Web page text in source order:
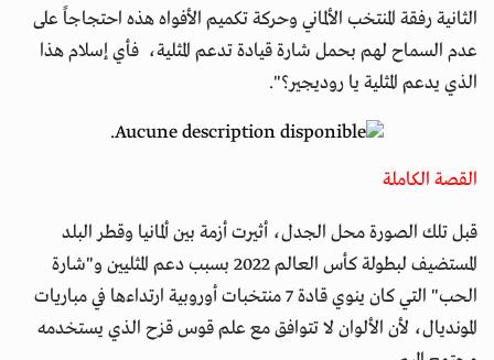
الثانية رفقة المنتخب الألماني وحركة تكميم الأفواه هذه احتجاجاً على
عدم السماح لهم بحمل شارة قيادة تدعم المثلية، فأي إسلام هذا
الذي يدعم المثلية يا روديجير؟".
القصة الكاملة
قبل تلك الصورة محل الجدل، أثيرت أزمة بين ألمانيا وقطر البلد
المستضيف لبطولة كأس العالم 2022 بسبب دعم المثليين و"شارة
الحب" التي كان ينوي قادة 7 منتخبات أوروبية ارتداءها في مباريات
المونديال، لأن الألوان لا تتوافق مع علم قوس قزح الذي يستخدمه